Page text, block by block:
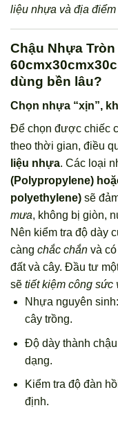
liệu nhựa và địa điểm
Chậu Nhựa
dùng bền lâu?
Chọn nhựa “xịn”,
Để chọn được chiếc
theo thời gian, điều
liệu nhựa. Các loại
(Polypropylene)
polyethylene) sẽ
mưa, không bị giòn,
Nên kiểm tra độ dày
càng chắc chắn và
đất và cây. Đầu tư
sẽ tiết kiệm công sức
Nhựa nguyên
cây trồng.
Độ dày thành
dạng.
Kiểm tra độ đàn
định.